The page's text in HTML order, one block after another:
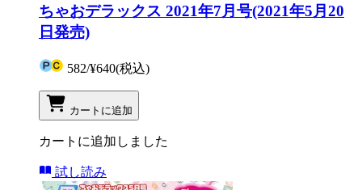
ちゃおデラックス 2021年7月号(2021年5月20
日発売)
582/¥640(税込)
カートに追加
カートに追加しました
試し読み